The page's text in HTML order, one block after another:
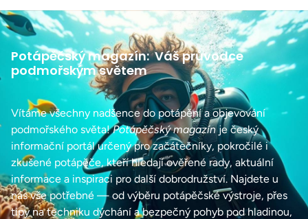
Potápěčský magazín: Váš průvodce
podmořským světem
Vítáme všechny nadšence do potápění a objevování
podmořského světa!Potápěčský magazínje český
informační portál určený pro začátečníky, pokročilé i
zkušené potápěče, kteří hledají ověřené rady, aktuální
informace a inspiraci pro další dobrodružství. Najdete u
nás vše potřebné — od výběru potápěčské výstroje, přes
tipy na techniku dýchání a bezpečný pohyb pod hladinou,